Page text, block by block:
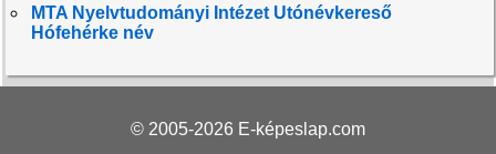
MTA Nyelvtudományi Intézet Utónévkereső
Hófehérke név
© 2005-2026 E-képeslap.com